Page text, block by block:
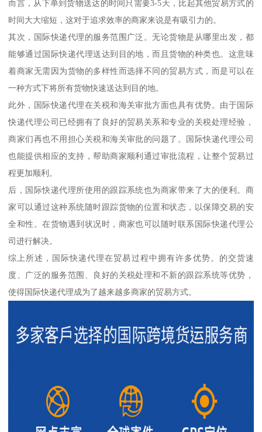
而言，从下单到货物送达的时间只需要3-5天，比起其他贸易方式的
时间大大缩短，这对于追求效率的商家来说是有吸引力的。
其次，国际快递代理的服务范围广泛。无论货物是从哪里出发，都
能够通过国际快递代理送达到目的地，而且货物的种类也。这意味
着商家无需因为货物的多样性而选择不同的贸易方式，而是可以在
一种方式下将所有货物快速送达到目的地。
此外，国际快递代理在关税和海关审批方面也具有优势。由于国际
快递代理公司已经拥有了良好的贸易关系和专业的关税处理经验，
商家们再也不用担心关税和海关审批的问题了。国际快递代理公司
也能提供相应的支持，帮助商家顺利通过审批流程，让整个贸易过
程更加顺利。
后，国际快递代理所使用的跟踪系统也为商家带来了大的便利。商
家可以通过这种系统随时跟踪货物的位置和状态，以保障交易的安
全和性。在货物遇到状况时，商家也可以随时联系国际快递代理公
司进行解决。
综上所述，国际快递代理在贸易过程中拥有许多优势。的交货速
度、广泛的服务范围、良好的关税处理和不新的跟踪系统等优势，
使得国际快递代理成为了越来越多商家的贸易方式。